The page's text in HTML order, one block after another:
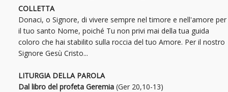
COLLETTA
Donaci, o Signore, di vivere sempre nel timore e nell'amore per
il tuo santo Nome, poiché Tu non privi mai della tua guida
coloro che hai stabilito sulla roccia del tuo Amore. Per il nostro
Signore Gesù Cristo...
LITURGIA DELLA PAROLA
Dal libro del profeta Geremia (Ger 20,10-13)